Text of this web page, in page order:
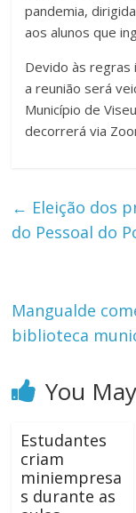
pandemia,
aos alunos que
Devido às regras
a reunião será
Município de
decorrerá via
← Eleição dos
do Pessoal do
Mangualde
biblioteca
You
Estudantes
criam
miniempresa
s durante as